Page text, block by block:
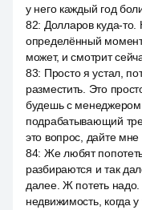
у него каждый год
82: Долларов куда-то.
определённый
может, и смотрит
83: Просто я устал,
разместить. Это
будешь с менеджером
подрабатывающий
это вопрос, дайте мне
84: Же любят
разбираются и так
далее. Ж потеть
недвижимость, когда